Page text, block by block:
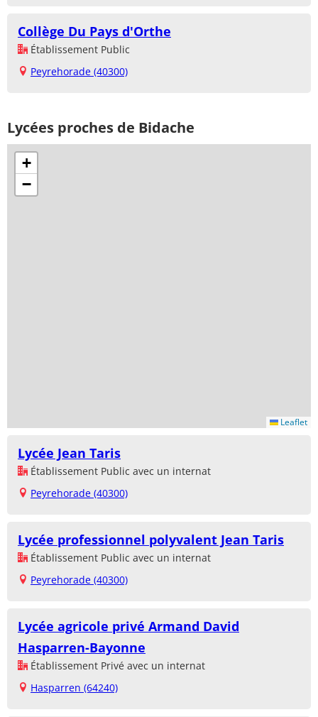
Collège Du Pays d'Orthe
Établissement Public
Peyrehorade (40300)
Lycées proches de Bidache
+
−
Leaflet
Lycée Jean Taris
Établissement Public avec un internat
Peyrehorade (40300)
Lycée professionnel polyvalent Jean Taris
Établissement Public avec un internat
Peyrehorade (40300)
Lycée agricole privé Armand David
Hasparren-Bayonne
Établissement Privé avec un internat
Hasparren (64240)